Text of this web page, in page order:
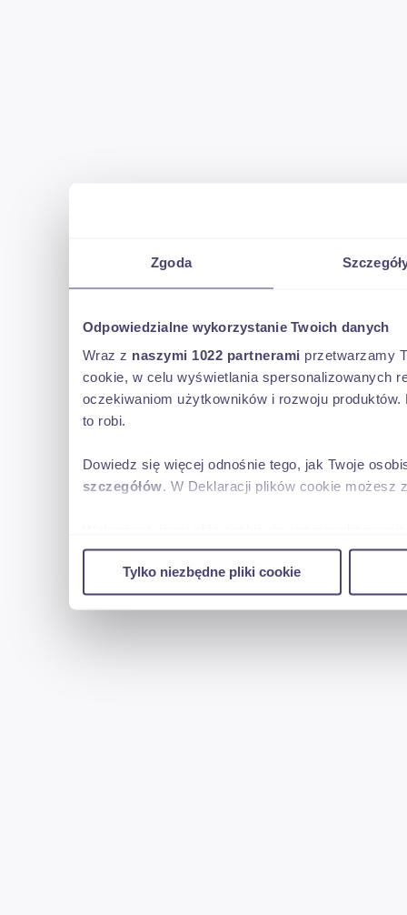
Zgoda
Odpowiedzialne wykorzystanie Twoich danych
Wraz z naszymi 1022 partnerami przetwarzamy
cookie, w celu wyświetlania spersonalizowanych
oczekiwaniom użytkowników i rozwoju
to robi.
Dowiedz się więcej odnośnie tego, jak Twoje
szczegółów. W Deklaracji plików cookie możesz
w naszej witrynie. Informacje o tym, jak
reklamowym i analitycznym. Partnerzy mogą
uzyskanymi podczas korzystania z ich usług.
Tylko niezbędne pliki cookie